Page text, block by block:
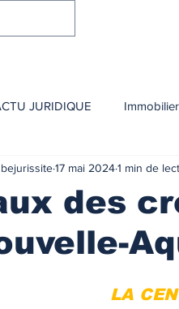
JURIDIQUE
Assurance
Immobilier ancien
Loyers de référence
des
bejurissite17 mai 20241 min de
LA